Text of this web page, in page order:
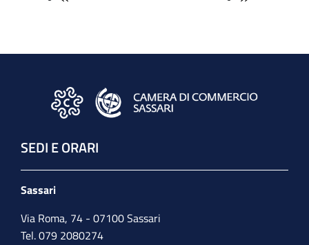
SEDI E ORARI
Sassari
Via Roma, 74 - 07100 Sassari
Tel. 079 2080274